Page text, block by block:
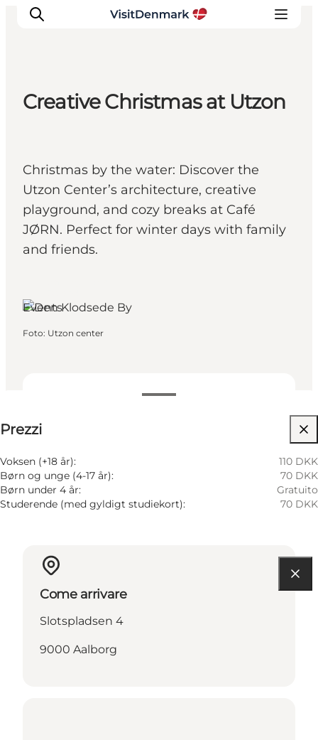
Cosa fare
Dove dormire
Pianifica il viaggio
Creative Christmas at Utzon
Christmas by the water: Discover the
Utzon Center’s architecture, creative
playground, and cozy breaks at Café
JØRN. Perfect for winter days with family
and friends.
Prezzi
Voksen (+18 år):
110 DKK
Børn og unge (4-17 år):
70 DKK
Børn under 4 år:
Gratuito
Studerende (med gyldigt studiekort):
70 DKK
Events
Foto: Utzon center
Come arrivare
Slotspladsen 4
9000 Aalborg